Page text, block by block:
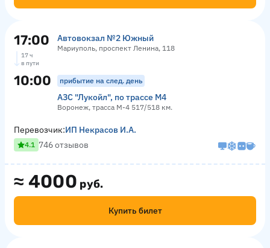
17:00 Автовокзал №2 Южный
Мариуполь, проспект Ленина, 118
17 ч
в пути
10:00 прибытие на след. день
АЗС "Лукойл", по трассе М4
Воронеж, трасса М-4 517/518 км.
≈ 4000 руб.
Купить билет
Перевозчик:ИП Некрасов И.А.
4.1 746 отзывов